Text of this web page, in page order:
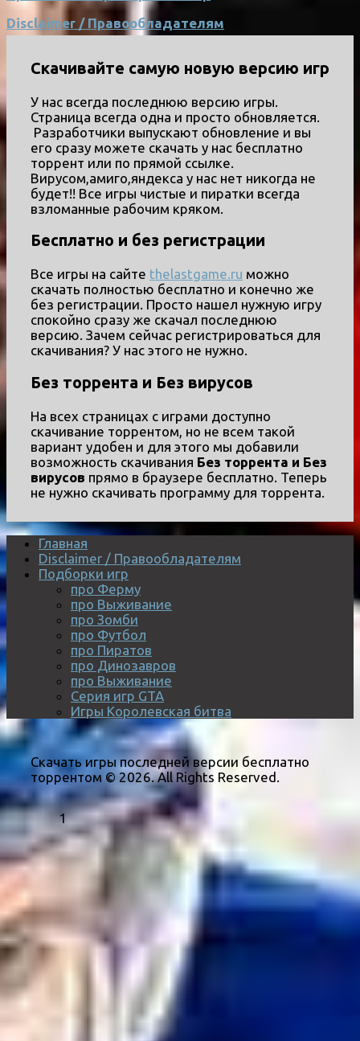
Disclaimer / Правообладателям
Скачивайте самую новую версию игр
У нас всегда последнюю версию игры.
Страница всегда одна и просто обновляется.
Разработчики выпускают обновление и вы
его сразу можете скачать у нас бесплатно
торрент или по прямой ссылке.
Вирусом,амиго,яндекса у нас нет никогда не
будет!! Все игры чистые и пиратки всегда
взломанные рабочим кряком.
Бесплатно и без регистрации
Все игры на сайте thelastgame.ru можно
скачать полностью бесплатно и конечно же
без регистрации. Просто нашел нужную игру
спокойно сразу же скачал последнюю
версию. Зачем сейчас регистрироваться для
скачивания? У нас этого не нужно.
Без торрента и Без вирусов
На всех страницах с играми доступно
скачивание торрентом, но не всем такой
вариант удобен и для этого мы добавили
возможность скачивания Без торрента и Без
вирусов прямо в браузере бесплатно. Теперь
не нужно скачивать программу для торрента.
Главная
Disclaimer / Правообладателям
Подборки игр
про Ферму
про Выживание
про Зомби
про Футбол
про Пиратов
про Динозавров
про Выживание
Серия игр GTA
Игры Королевская битва
Скачать игры последней версии бесплатно
торрентом © 2026. All Rights Reserved.
1